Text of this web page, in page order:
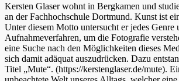
Kersten Glaser wohnt in Bergkamen und
an der Fachhochschule Dortmund. Kunst ist
Unter diesem Motto untersucht er jedes Genre
Aufnahmeverfahren, um die Fotografie
eine Suche nach den Möglichkeiten dieses
sich damit adäquat auszudrücken. Dazu
Titel „Mute“. (https://kerstenglaser.de/mute).